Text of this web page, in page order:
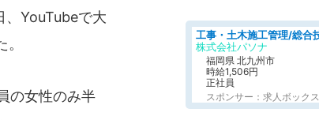
YouTubeで大
の女性のみ半
株式会社パソナ
福岡県 北九州市
時給1,506円
正社員
スポンサー：求人ボックス